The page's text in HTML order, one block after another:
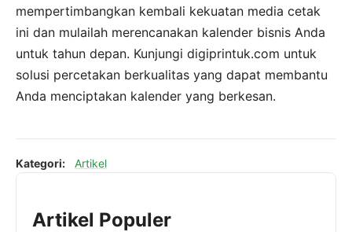
mempertimbangkan kembali kekuatan media cetak
ini dan mulailah merencanakan kalender bisnis Anda
untuk tahun depan. Kunjungi digiprintuk.com untuk
solusi percetakan berkualitas yang dapat membantu
Anda menciptakan kalender yang berkesan.
Kategori: Artikel
Artikel Populer